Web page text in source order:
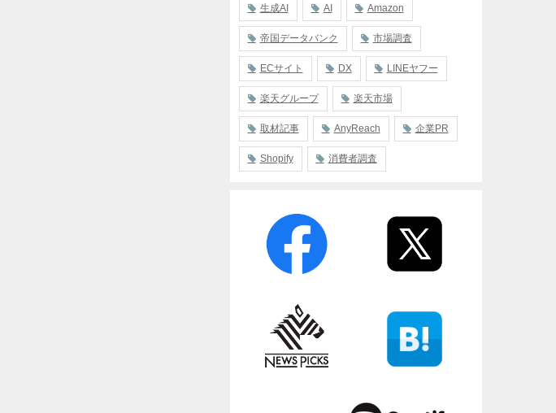
生成AI AI Amazon
帝国データバンク 市場調査
ECサイト DX LINEヤフー
楽天グループ 楽天市場
取材記事 AnyReach 企業PR
Shopify 消費者調査